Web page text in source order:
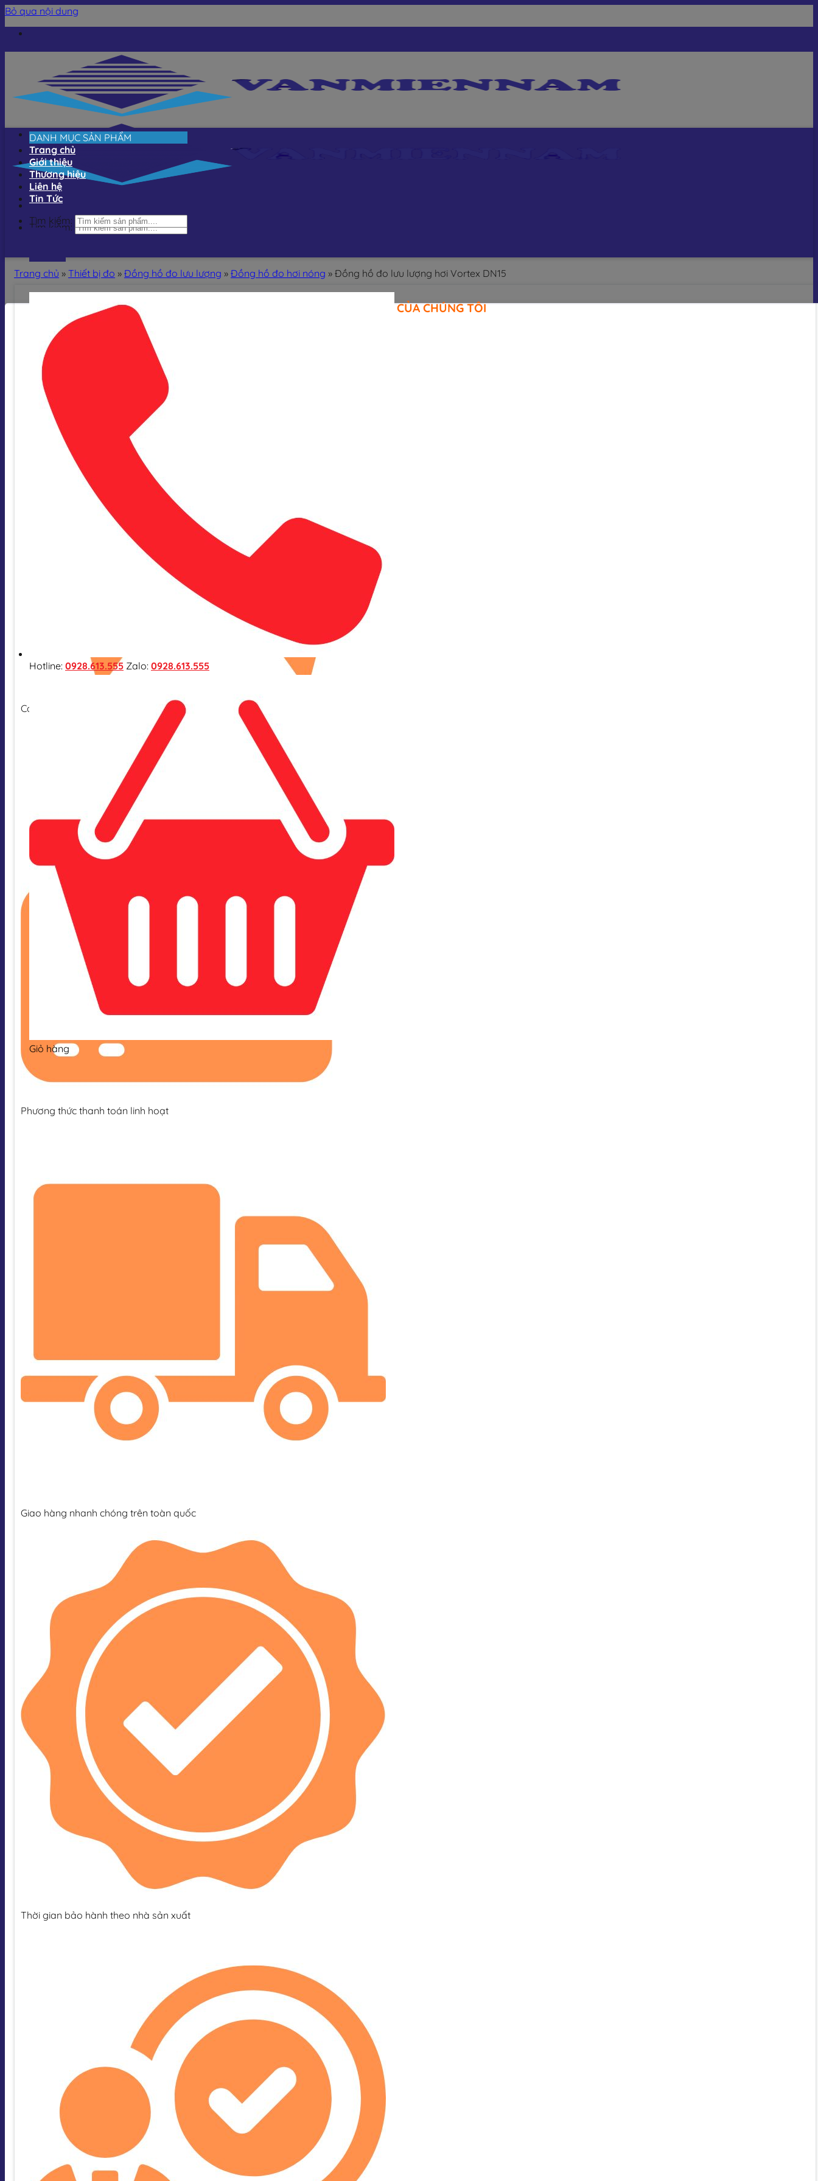
Bỏ qua nội dung
Tìm kiếm:
Hotline: 0928.613.555 Zalo: 0928.613.555
Giỏ hàng
DANH MỤC SẢN PHẨM
Trang chủ
Giới thiệu
Thương hiệu
Liên hệ
Tin Tức
Tìm kiếm:
Trang chủ » Thiết bị đo » Đồng hồ đo lưu lượng » Đồng hồ đo hơi nóng » Đồng hồ đo lưu lượng hơi Vortex DN15
CAM KẾT CỦA CHÚNG TÔI
Cam kết hàng nhập khẩu chính hãng
Phương thức thanh toán linh hoạt
Giao hàng nhanh chóng trên toàn quốc
Thời gian bảo hành theo nhà sản xuất